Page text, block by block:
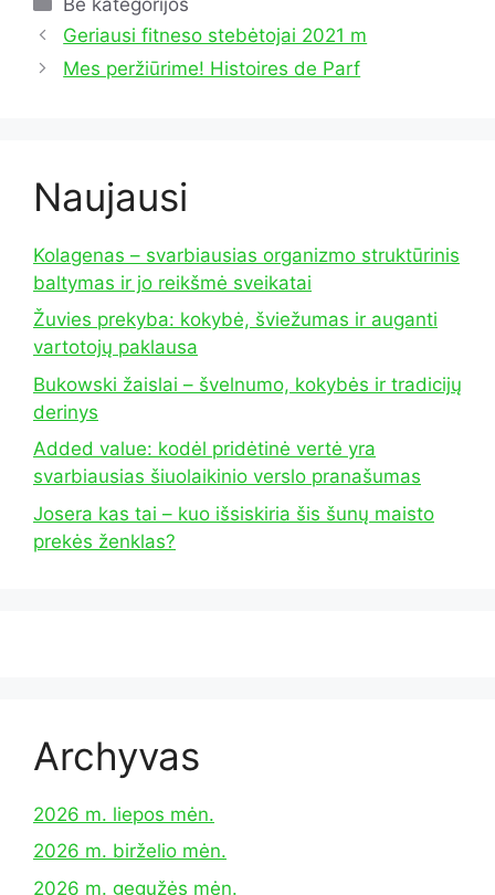
Geriausi fitneso stebėtojai 2021 m
Mes peržiūrime! Histoires de Parf
Naujausi
Kolagenas – svarbiausias organizmo struktūrinis
baltymas ir jo reikšmė sveikatai
Žuvies prekyba: kokybė, šviežumas ir auganti
vartotojų paklausa
Bukowski žaislai – švelnumo, kokybės ir tradicijų
derinys
Added value: kodėl pridėtinė vertė yra
svarbiausias šiuolaikinio verslo pranašumas
Josera kas tai – kuo išsiskiria šis šunų maisto
prekės ženklas?
Archyvas
2026 m. liepos mėn.
2026 m. birželio mėn.
2026 m. gegužės mėn.